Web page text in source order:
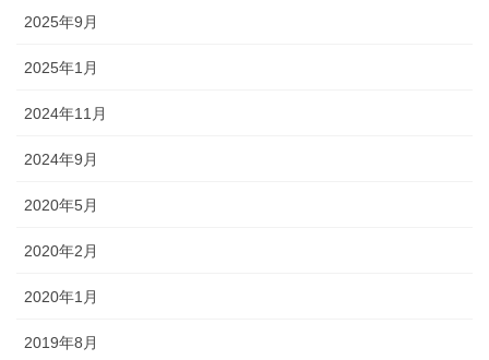
2025年9月
2025年1月
2024年11月
2024年9月
2020年5月
2020年2月
2020年1月
2019年8月